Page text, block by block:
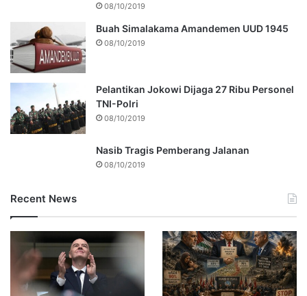
08/10/2019
Buah Simalakama Amandemen UUD 1945
08/10/2019
Pelantikan Jokowi Dijaga 27 Ribu Personel
TNI-Polri
08/10/2019
Nasib Tragis Pemberang Jalanan
08/10/2019
Recent News